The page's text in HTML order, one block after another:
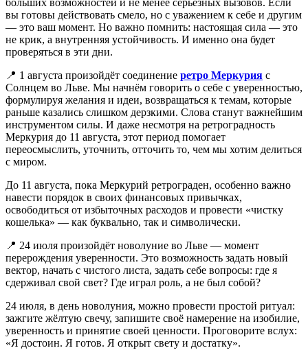
вы готовы действовать смело, но с уважением к себе и другим
— это ваш момент. Но важно помнить: настоящая сила — это
не крик, а внутренняя устойчивость. И именно она будет
проверяться в эти дни.
📍 1 августа произойдёт соединение ретро Меркурия с
Солнцем во Льве. Мы начнём говорить о себе с уверенностью,
формулируя желания и идеи, возвращаться к темам, которые
раньше казались слишком дерзкими. Слова станут важнейшим
инструментом силы. И даже несмотря на ретроградность
Меркурия до 11 августа, этот период помогает
переосмыслить, уточнить, отточить то, чем мы хотим делиться
с миром.
До 11 августа, пока Меркурий ретрограден, особенно важно
навести порядок в своих финансовых привычках,
освободиться от избыточных расходов и провести «чистку
кошелька» — как буквально, так и символически.
📍 24 июля произойдёт новолуние во Льве — момент
перерождения уверенности. Это возможность задать новый
вектор, начать с чистого листа, задать себе вопросы: где я
сдерживал свой свет? Где играл роль, а не был собой?
24 июля, в день новолуния, можно провести простой ритуал:
зажгите жёлтую свечу, запишите своё намерение на изобилие,
уверенность и принятие своей ценности. Проговорите вслух:
«Я достоин. Я готов. Я открыт свету и достатку».